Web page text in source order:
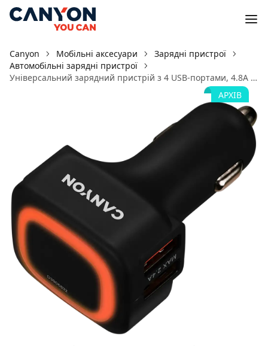
Canyon Мобільні аксесуари
Зарядні пристрої
Автомобільні зарядні пристрої
Унiверсальний зарядний пристрiй з 4 USB-портами, 4.8A C-05
АРХІВ